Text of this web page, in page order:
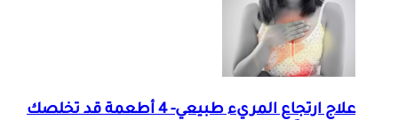
علاج ارتجاع المريء طبيعي- 4 أطعمة قد تخلصك